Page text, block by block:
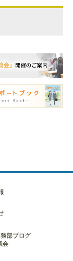
部ブログ
会